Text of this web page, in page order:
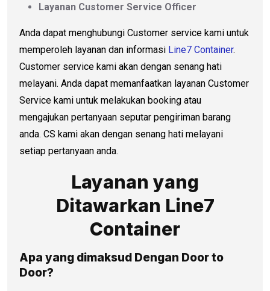
Layanan Customer Service Officer
Anda dapat menghubungi Customer service kami untuk
memperoleh layanan dan informasi Line7 Container.
Customer service kami akan dengan senang hati
melayani. Anda dapat memanfaatkan layanan Customer
Service kami untuk melakukan booking atau
mengajukan pertanyaan seputar pengiriman barang
anda. CS kami akan dengan senang hati melayani
setiap pertanyaan anda.
Layanan yang
Ditawarkan Line7
Container
Apa yang dimaksud Dengan Door to
Door?